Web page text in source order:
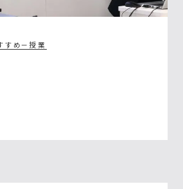
すめ－授業